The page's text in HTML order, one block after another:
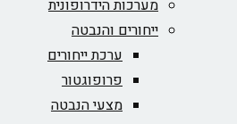
מערכות הידרופונית
ייחורים והנבטה
ערכת ייחורים
פרופוגטור
מצעי הנבטה